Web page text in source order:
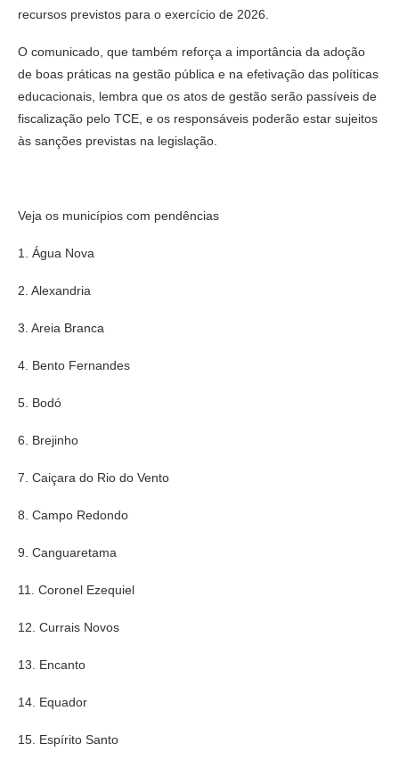
recursos previstos para o exercício de 2026.
O comunicado, que também reforça a importância da adoção
de boas práticas na gestão pública e na efetivação das políticas
educacionais, lembra que os atos de gestão serão passíveis de
fiscalização pelo TCE, e os responsáveis poderão estar sujeitos
às sanções previstas na legislação.
Veja os municípios com pendências
1. Água Nova
2. Alexandria
3. Areia Branca
4. Bento Fernandes
5. Bodó
6. Brejinho
7. Caiçara do Rio do Vento
8. Campo Redondo
9. Canguaretama
11. Coronel Ezequiel
12. Currais Novos
13. Encanto
14. Equador
15. Espírito Santo